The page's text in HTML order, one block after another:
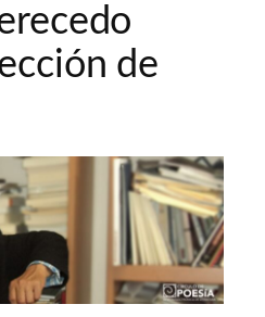
de